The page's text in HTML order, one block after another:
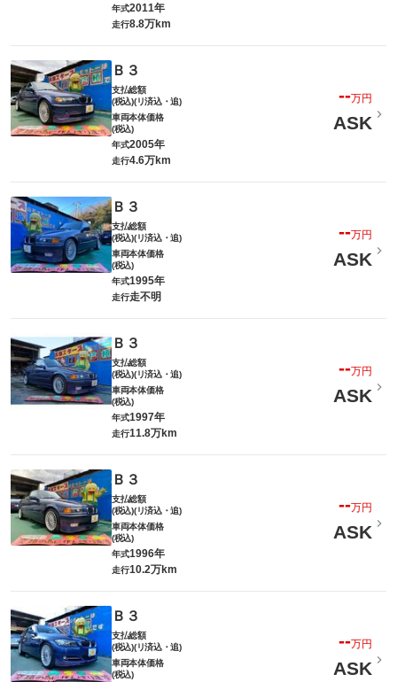
年式2011年
走行8.8万km
Ｂ３
支払総額
(税込)(リ済込・追)
--万円
車両本体価格
(税込)
ASK
年式2005年
走行4.6万km
Ｂ３
支払総額
(税込)(リ済込・追)
--万円
車両本体価格
(税込)
ASK
年式1995年
走行走不明
Ｂ３
支払総額
(税込)(リ済込・追)
--万円
車両本体価格
(税込)
ASK
年式1997年
走行11.8万km
Ｂ３
支払総額
(税込)(リ済込・追)
--万円
車両本体価格
(税込)
ASK
年式1996年
走行10.2万km
Ｂ３
支払総額
(税込)(リ済込・追)
--万円
車両本体価格
(税込)
ASK